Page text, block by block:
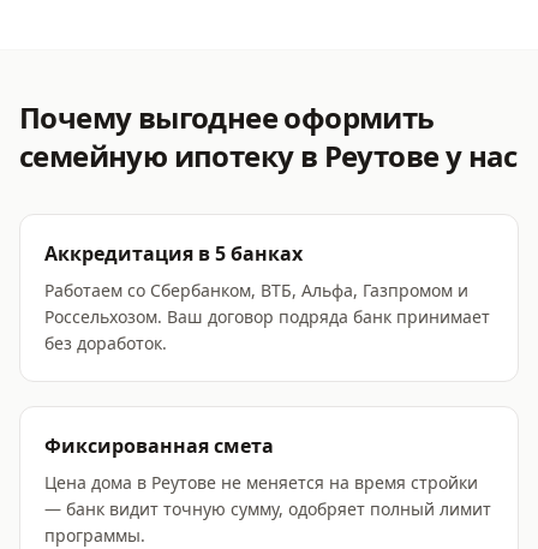
Почему выгоднее оформить
семейную ипотекув Реутовеу нас
Аккредитация в 5 банках
Работаем со Сбербанком, ВТБ, Альфа, Газпромом и
Россельхозом. Ваш договор подряда банк принимает
без доработок.
Фиксированная смета
Цена дома в Реутове не меняется на время стройки
— банк видит точную сумму, одобряет полный лимит
программы.